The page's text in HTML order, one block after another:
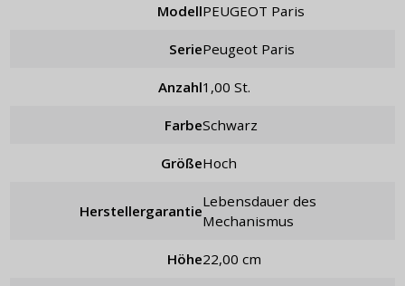
Modell PEUGEOT Paris
Serie Peugeot Paris
Anzahl 1,00 St.
Farbe schwarz
Größe hoch
Herstellergarantie
Lebensdauer des
Mechanismus
Höhe 22,00 cm